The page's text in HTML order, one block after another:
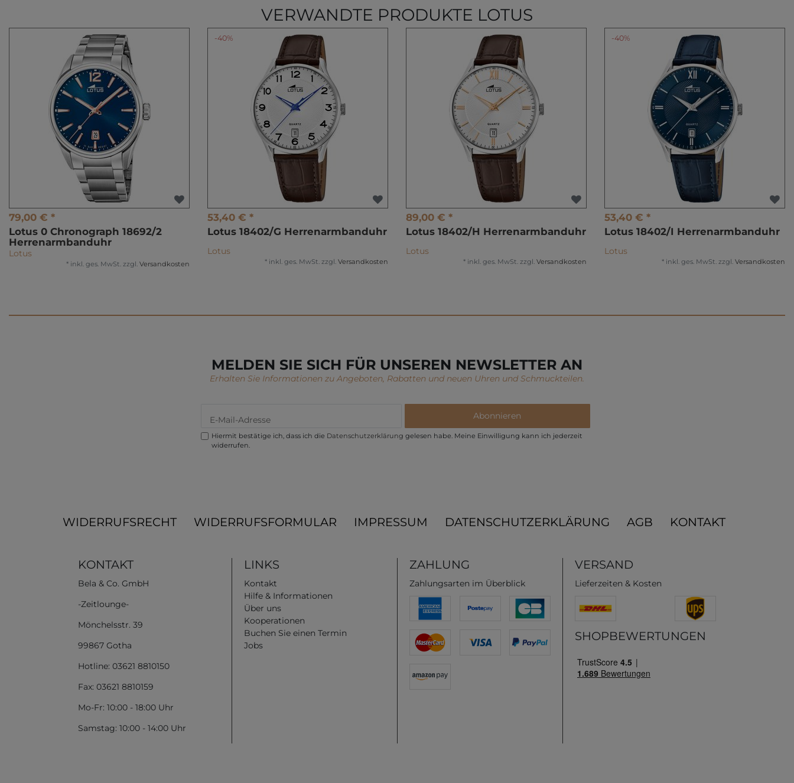
VERWANDTE PRODUKTE LOTUS
79,00 € *
Lotus 0 Chronograph 18692/2
Herrenarmbanduhr
Lotus
* inkl. ges. MwSt. zzgl. Versandkosten
-40%
53,40 € *
Lotus 18402/G Herrenarmbanduhr
Lotus
* inkl. ges. MwSt. zzgl. Versandkosten
89,00 € *
Lotus 18402/H Herrenarmbanduhr
Lotus
* inkl. ges. MwSt. zzgl. Versandkosten
-40%
53,40 € *
Lotus 18402/I Herrenarmbanduhr
Lotus
* inkl. ges. MwSt. zzgl. Versandkosten
MELDEN SIE SICH FÜR UNSEREN NEWSLETTER AN
Erhalten Sie Informationen zu Angeboten, Rabatten und neuen Uhren und Schmuckteilen.
Abonnieren
Hiermit bestätige ich, dass ich die Daten­schutz­erklärung gelesen habe. Meine Einwilligung kann ich jederzeit
widerrufen.
WIDERRUFSRECHT WIDERRUFSFORMULAR IMPRESSUM DATENSCHUTZERKLÄRUNG AGB KONTAKT
KONTAKT
Bela & Co. GmbH
-Zeitlounge-
Mönchelsstr. 39
99867 Gotha
Hotline: 03621 8810150
Fax: 03621 8810159
Mo-Fr: 10:00 - 18:00 Uhr
Samstag: 10:00 - 14:00 Uhr
LINKS
Kontakt
Hilfe & Informationen
Über uns
Kooperationen
Buchen Sie einen Termin
Jobs
ZAHLUNG
Zahlungsarten im Überblick
VERSAND
Lieferzeiten & Kosten
SHOPBEWERTUNGEN